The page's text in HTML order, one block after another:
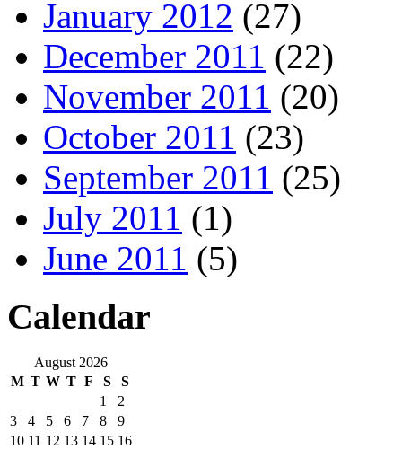
January 2012 (27)
December 2011 (22)
November 2011 (20)
October 2011 (23)
September 2011 (25)
July 2011 (1)
June 2011 (5)
Calendar
August 2026
M T W T F S
S
1
2
3
4 5 6 7 8
9
10 11 12 13 14 15 16